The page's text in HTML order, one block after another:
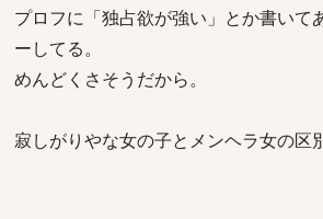
プロフに「独占欲が強い」とか書いて
ーしてる。
めんどくさそうだから。
寂しがりやな女の子とメンヘラ女の区